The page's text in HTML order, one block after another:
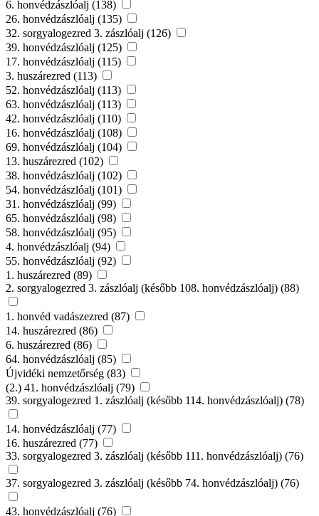
6. honvédzászlóalj (138)
26. honvédzászlóalj (135)
32. sorgyalogezred 3. zászlóalj (126)
39. honvédzászlóalj (125)
17. honvédzászlóalj (115)
3. huszárezred (113)
52. honvédzászlóalj (113)
63. honvédzászlóalj (113)
42. honvédzászlóalj (110)
16. honvédzászlóalj (108)
69. honvédzászlóalj (104)
13. huszárezred (102)
38. honvédzászlóalj (102)
54. honvédzászlóalj (101)
31. honvédzászlóalj (99)
65. honvédzászlóalj (98)
58. honvédzászlóalj (95)
4. honvédzászlóalj (94)
55. honvédzászlóalj (92)
1. huszárezred (89)
2. sorgyalogezred 3. zászlóalj (később 108. honvédzászlóalj) (88)
1. honvéd vadászezred (87)
14. huszárezred (86)
6. huszárezred (86)
64. honvédzászlóalj (85)
Újvidéki nemzetőrség (83)
(2.) 41. honvédzászlóalj (79)
39. sorgyalogezred 1. zászlóalj (később 114. honvédzászlóalj) (78)
14. honvédzászlóalj (77)
16. huszárezred (77)
33. sorgyalogezred 3. zászlóalj (később 111. honvédzászlóalj) (76)
37. sorgyalogezred 3. zászlóalj (később 74. honvédzászlóalj) (76)
43. honvédzászlóalj (76)